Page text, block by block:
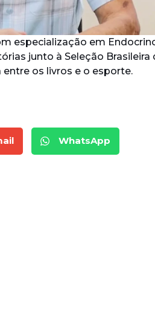
especialização em
junto à Seleção Brasileira
os livros e o esporte.
WhatsApp